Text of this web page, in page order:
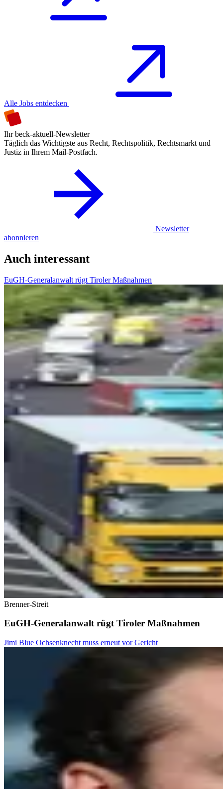
Alle Jobs entdecken
Ihr beck-aktuell-Newsletter
Täglich das Wichtigste aus Recht, Rechtspolitik, Rechtsmarkt und
Justiz in Ihrem Mail-Postfach.
Newsletter
abonnieren
Auch interessant
EuGH-Generalanwalt rügt Tiroler Maßnahmen
Brenner-Streit
EuGH-Generalanwalt rügt Tiroler Maßnahmen
Jimi Blue Ochsenknecht muss erneut vor Gericht